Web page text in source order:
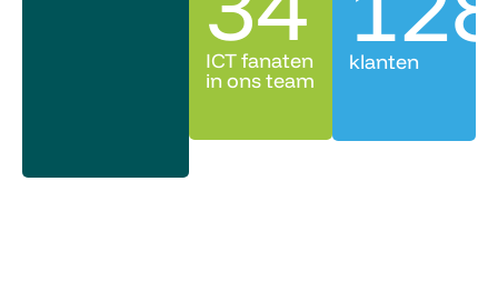
ICT fanaten
in ons team
klanten